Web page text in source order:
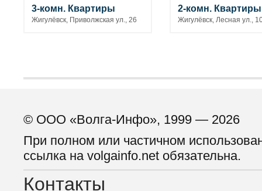
3-комн. Квартиры
Жигулёвск, Приволжская ул., 26
2-комн. Квартиры
Жигулёвск, Лесная ул.,
© ООО «Волга-Инфо», 1999 — 2026
При полном или частичном
ссылка на volgainfo.net обязательна.
Контакты